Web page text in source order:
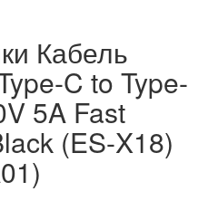
Кабель
C to Type-
5A Fast
(ES-X18)